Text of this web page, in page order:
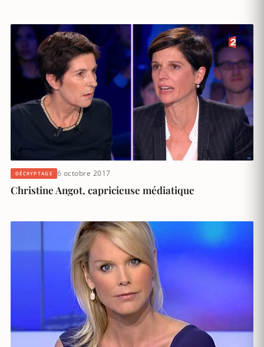
DÉCRYPTAGE 6 octobre 2017
Christine Angot, capricieuse médiatique